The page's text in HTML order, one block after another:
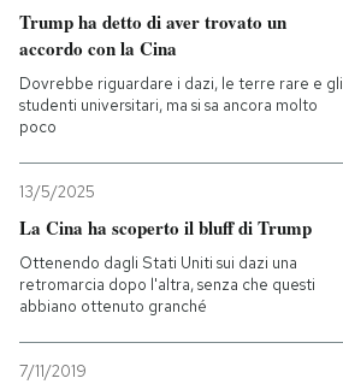
Trump ha detto di aver trovato un
accordo con la Cina
Dovrebbe riguardare i dazi, le terre rare e gli
studenti universitari, ma si sa ancora molto
poco
13/5/2025
La Cina ha scoperto il bluff di Trump
Ottenendo dagli Stati Uniti sui dazi una
retromarcia dopo l'altra, senza che questi
abbiano ottenuto granché
7/11/2019